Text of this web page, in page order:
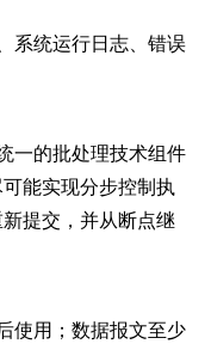
系统运行日志、错误
一的批处理技术组件
能实现分步控制执
提交，并从断点继
使用；数据报文至少